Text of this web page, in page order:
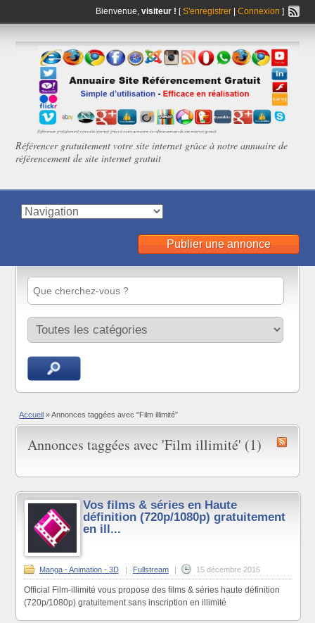
Bienvenue, visiteur ! [S'enregistrer| Connexion ]
Référencer gratuitement votre site internet grâce à notre annuaire de
référencement de site internet gratuit
Publier une annonce
Accueil » Annonces taggées avec "Film illimité"
Annonces taggées avec 'Film illimité' (1)
Vos films & séries en Haute
définition (720p/1080p) gratuitement
en ill...
Manga - Animation - 3D | Fullstream | 15 décembre 2015
Official Film-illimité vous propose des films & séries haute définition
(720p/1080p) gratuitement sans inscription en illimité